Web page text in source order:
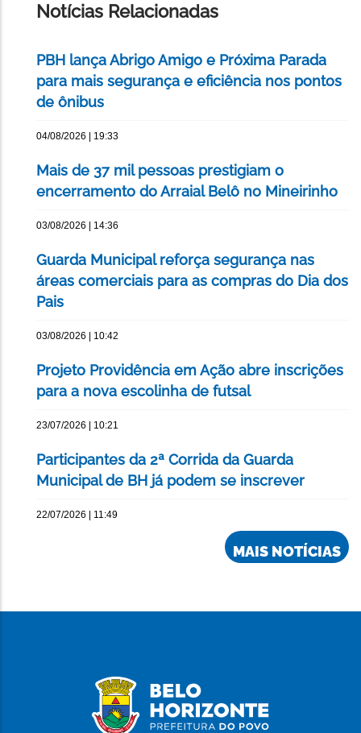
Notícias Relacionadas
PBH lança Abrigo Amigo e Próxima Parada
para mais segurança e eficiência nos pontos
de ônibus
04/08/2026 | 19:33
Mais de 37 mil pessoas prestigiam o
encerramento do Arraial Belô no Mineirinho
03/08/2026 | 14:36
Guarda Municipal reforça segurança nas
áreas comerciais para as compras do Dia dos
Pais
03/08/2026 | 10:42
Projeto Providência em Ação abre inscrições
para a nova escolinha de futsal
23/07/2026 | 10:21
Participantes da 2ª Corrida da Guarda
Municipal de BH já podem se inscrever
22/07/2026 | 11:49
MAIS NOTÍCIAS